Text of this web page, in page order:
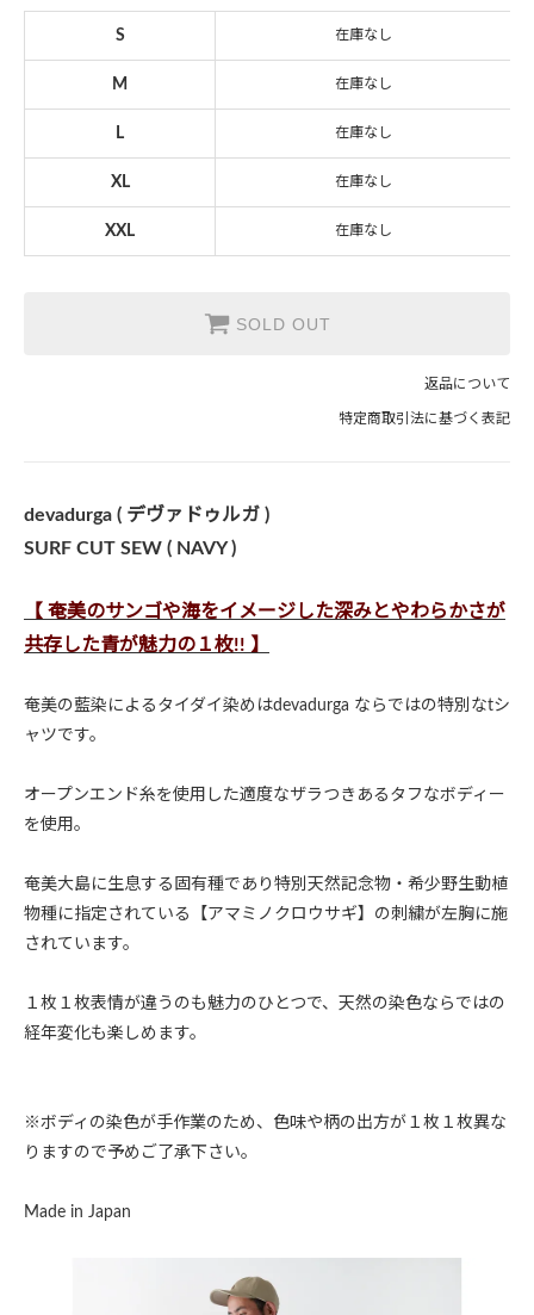
SOLD OUT
SOLD OUT
S 在庫なし
M 在庫なし
L 在庫なし
XL 在庫なし
XXL 在庫なし
SOLD OUT
返品について
特定商取引法に基づく表記
devadurga ( デヴァドゥルガ )
SURF CUT SEW ( NAVY )
【 奄美のサンゴや海をイメージした深みとやわらかさが
共存した青が魅力の１枚!! 】
奄美の藍染によるタイダイ染めはdevadurga ならではの特別なtシ
ャツです。
オープンエンド糸を使用した適度なザラつきあるタフなボディー
を使用。
奄美大島に生息する固有種であり特別天然記念物・希少野生動植
物種に指定されている【アマミノクロウサギ】の刺繍が左胸に施
されています。
１枚１枚表情が違うのも魅力のひとつで、天然の染色ならではの
経年変化も楽しめます。
※ボディの染色が手作業のため、色味や柄の出方が１枚１枚異な
りますので予めご了承下さい。
Made in Japan